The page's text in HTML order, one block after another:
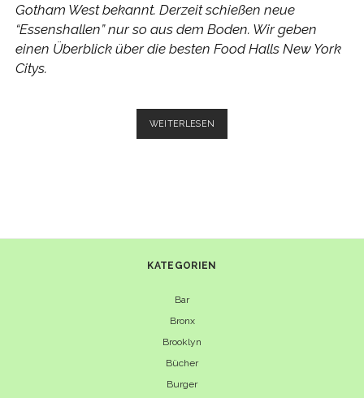
Gotham West bekannt. Derzeit schießen neue
“Essenshallen” nur so aus dem Boden. Wir geben
einen Überblick über die besten Food Halls New York
Citys.
WEITERLESEN
HALLS
ENDE
KATEGORIEN
Bar
Bronx
Brooklyn
Bücher
Burger